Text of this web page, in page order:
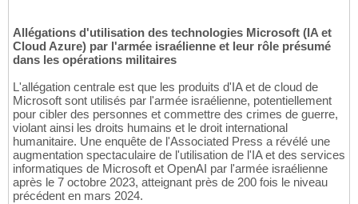
Allégations d'utilisation des technologies Microsoft (IA et
Cloud Azure) par l'armée israélienne et leur rôle présumé
dans les opérations militaires
L'allégation centrale est que les produits d'IA et de cloud de
Microsoft sont utilisés par l'armée israélienne, potentiellement
pour cibler des personnes et commettre des crimes de guerre,
violant ainsi les droits humains et le droit international
humanitaire. Une enquête de l'Associated Press a révélé une
augmentation spectaculaire de l'utilisation de l'IA et des services
informatiques de Microsoft et OpenAI par l'armée israélienne
après le 7 octobre 2023, atteignant près de 200 fois le niveau
précédent en mars 2024.